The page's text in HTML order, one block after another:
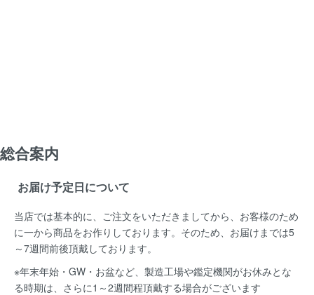
総合案内
お届け予定日について
当店では基本的に、ご注文をいただきましてから、お客様のため
に一から商品をお作りしております。そのため、お届けまでは5
～7週間前後頂戴しております。
※年末年始・GW・お盆など、製造工場や鑑定機関がお休みとな
る時期は、さらに1～2週間程頂戴する場合がございます